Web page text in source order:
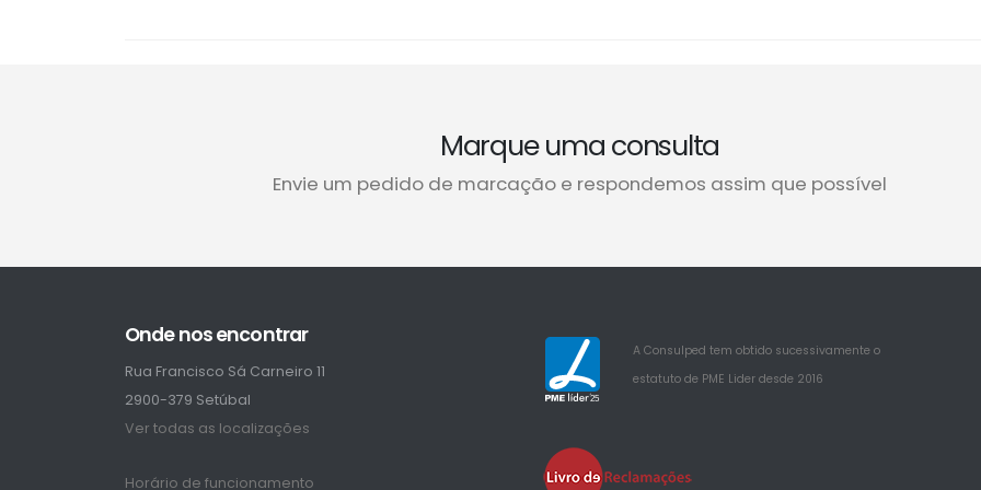
Marque uma consulta
Envie um pedido de marcação e respondemos assim que possível
Onde nos encontrar
Rua Francisco Sá Carneiro 11
2900-379 Setúbal
Ver todas as localizações
Horário de funcionamento
25
A Consulped tem obtido sucessivamente o
estatuto de PME Lider desde 2016